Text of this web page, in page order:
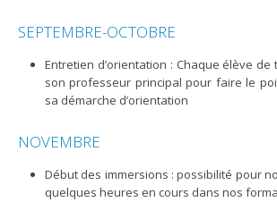
SEPTEMBRE-OCTOBRE
Entretien d’orientation : Chaque élève
son professeur principal pour faire le
sa démarche d’orientation
NOVEMBRE
Début des immersions : possibilité pour
quelques heures en cours dans nos